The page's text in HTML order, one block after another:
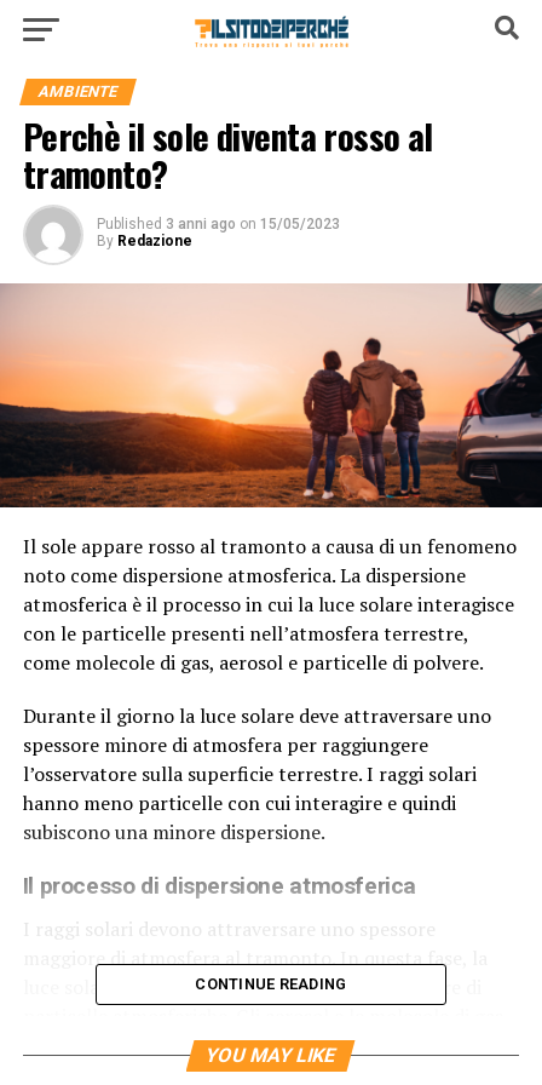
AMBIENTE
Perchè il sole diventa rosso al
tramonto?
Published 3 anni ago on 15/05/2023
By Redazione
Il sole appare rosso al tramonto a causa di un fenomeno
noto come dispersione atmosferica. La dispersione
atmosferica è il processo in cui la luce solare interagisce
con le particelle presenti nell’atmosfera terrestre,
come molecole di gas, aerosol e particelle di polvere.
Durante il giorno la luce solare deve attraversare uno
spessore minore di atmosfera per raggiungere
l’osservatore sulla superficie terrestre. I raggi solari
hanno meno particelle con cui interagire e quindi
subiscono una minore dispersione.
Il processo di dispersione atmosferica
I raggi solari devono attraversare uno spessore
maggiore di atmosfera al tramonto. In questa fase, la
luce solare interagisce con una quantità maggiore di
disperdono la luce in tutte le direzioni ma le lunghezze
d’onda più corte, come il blu e il verde, vengono disperse
CONTINUE READING
YOU MAY LIKE